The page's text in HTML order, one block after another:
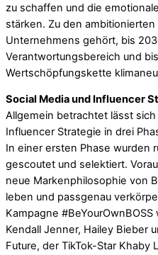
zu schaffen und die
stärken. Zu den
Unternehmens gehört, bis
Verantwortungsbereich und
Wertschöpfungskette
Social Media und Influencer
Allgemein betrachtet lässt
Influencer Strategie in drei
In einer ersten Phase wurden
gescoutet und selektiert.
neue Markenphilosophie von
leben und passgenau
Kampagne
Kendall Jenner, Hailey Bieber
Future, der TikTok-Star Khaby